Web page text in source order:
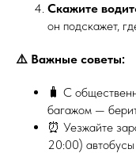
Скажите
он подскажет,
⚠️ Важные советы:
🧳 С
багажом —
⏰ Уезжайте
20:00) автобусы